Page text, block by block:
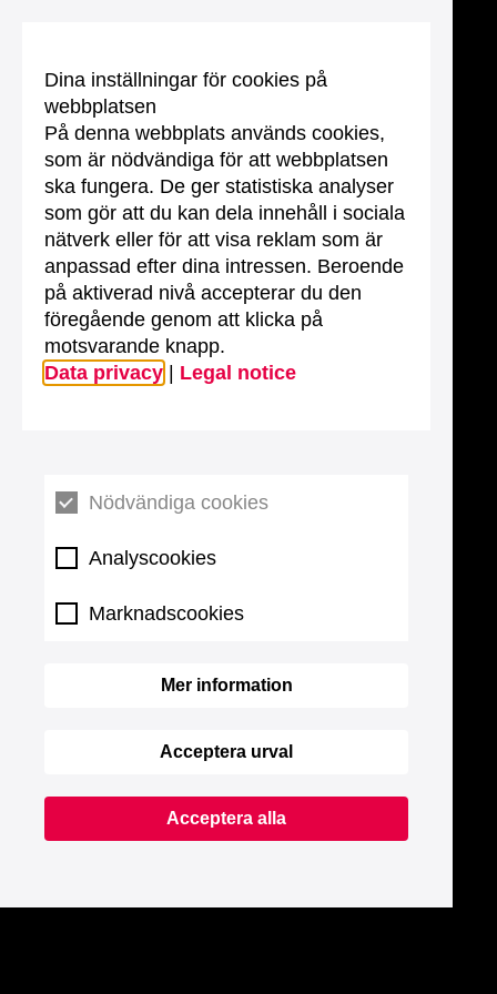
Dina inställningar för cookies på
webbplatsen
På denna webbplats används cookies,
som är nödvändiga för att webbplatsen
ska fungera. De ger statistiska analyser
som gör att du kan dela innehåll i sociala
nätverk eller för att visa reklam som är
anpassad efter dina intressen. Beroende
på aktiverad nivå accepterar du den
föregående genom att klicka på
motsvarande knapp.
Data privacy
Legal notice
Nödvändiga cookies
Analyscookies
Marknadscookies
Mer information
Acceptera urval
Acceptera alla